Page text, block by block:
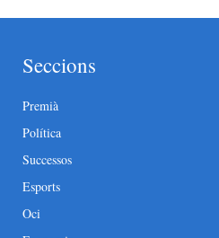
Seccions
Premià
Política
Successos
Esports
Oci